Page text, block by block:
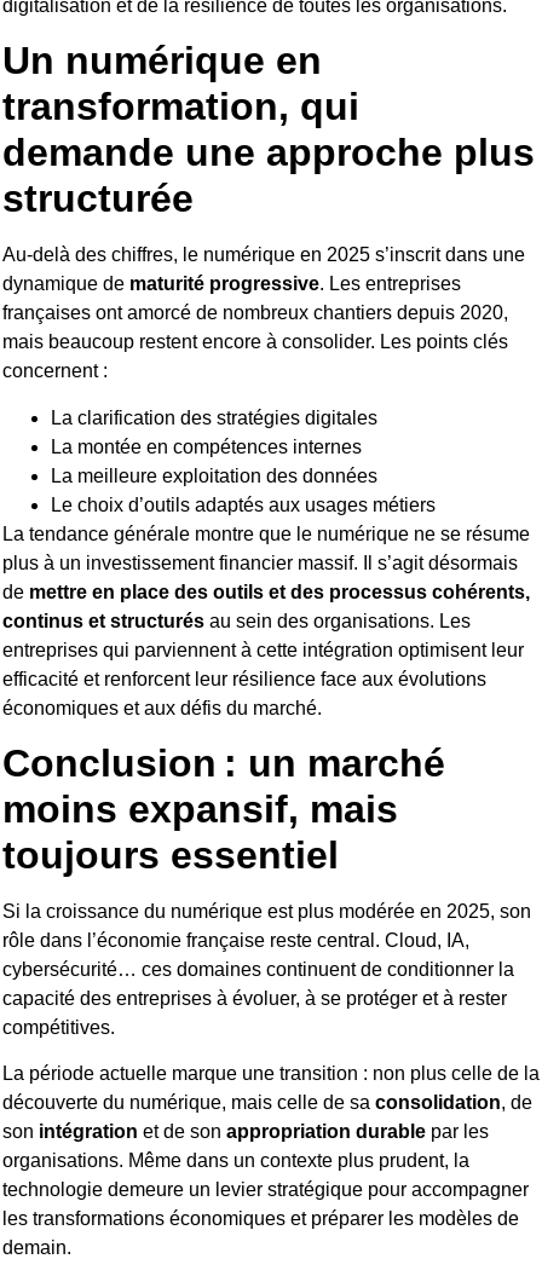
digitalisation et de la résilience de toutes les organisations.
Un numérique en
transformation, qui
demande une approche plus
structurée
Au-delà des chiffres, le numérique en 2025 s’inscrit dans une
dynamique de maturité progressive. Les entreprises
françaises ont amorcé de nombreux chantiers depuis 2020,
mais beaucoup restent encore à consolider. Les points clés
concernent :
La clarification des stratégies digitales
La montée en compétences internes
La meilleure exploitation des données
Le choix d’outils adaptés aux usages métiers
La tendance générale montre que le numérique ne se résume
plus à un investissement financier massif. Il s’agit désormais
de mettre en place des outils et des processus cohérents,
continus et structurés au sein des organisations. Les
entreprises qui parviennent à cette intégration optimisent leur
efficacité et renforcent leur résilience face aux évolutions
économiques et aux défis du marché.
Conclusion : un marché
moins expansif, mais
toujours essentiel
Si la croissance du numérique est plus modérée en 2025, son
rôle dans l’économie française reste central. Cloud, IA,
cybersécurité… ces domaines continuent de conditionner la
capacité des entreprises à évoluer, à se protéger et à rester
compétitives.
La période actuelle marque une transition : non plus celle de la
découverte du numérique, mais celle de sa consolidation, de
son intégration et de son appropriation durable par les
organisations. Même dans un contexte plus prudent, la
technologie demeure un levier stratégique pour accompagner
les transformations économiques et préparer les modèles de
demain.